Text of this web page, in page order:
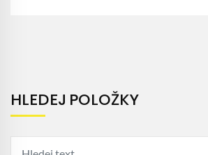
HLEDEJ POLOŽKY